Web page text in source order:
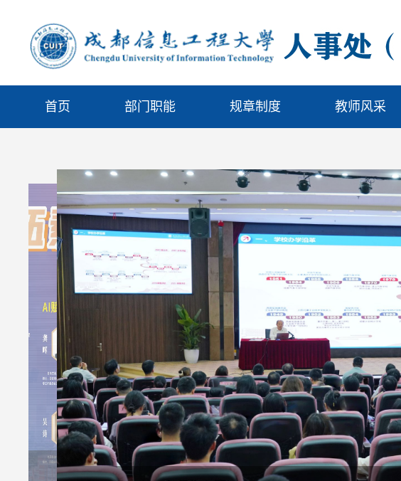
首页 部门职能 规章制度 教师风采